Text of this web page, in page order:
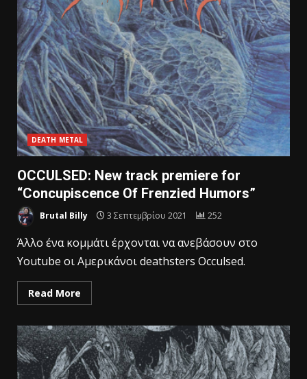
DEATH METAL
OCCULSED: New track premiere for
“Concupiscence Of Frenzied Humors”
Brutal Billy 3 Σεπτεμβρίου 2021 252
Άλλο ένα κομμάτι έρχονται να ανεβάσουν στο
Υοutube οι Αμερικάνοι deathsters Occulsed.
Read More